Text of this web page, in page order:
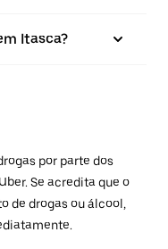
Itasca?
por parte dos
Se acredita que o
de drogas ou álcool,